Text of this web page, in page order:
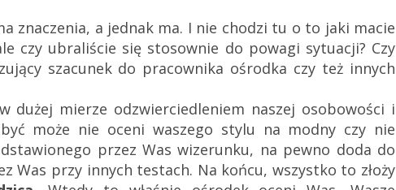
znaczenia, a jednak ma. I nie chodzi tu o to jaki macie
czy ubraliście się stosownie do powagi sytuacji? Czy
szacunek do pracownika ośrodka czy też innych
dużej mierze odzwierciedleniem naszej osobowości i
może nie oceni waszego stylu na modny czy nie
przez Was wizerunku, na pewno doda do
Was przy innych testach. Na końcu, wszystko to złoży